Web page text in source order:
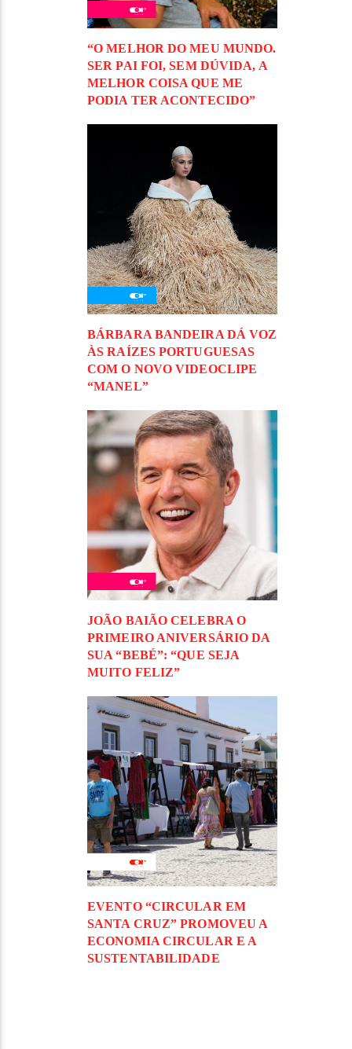
“O MELHOR DO MEU MUNDO.
SER PAI FOI, SEM DÚVIDA, A
MELHOR COISA QUE ME
PODIA TER ACONTECIDO”
BÁRBARA BANDEIRA DÁ VOZ
ÀS RAÍZES PORTUGUESAS
COM O NOVO VIDEOCLIPE
“MANEL”
JOÃO BAIÃO CELEBRA O
PRIMEIRO ANIVERSÁRIO DA
SUA “BEBÉ”: “QUE SEJA
MUITO FELIZ”
EVENTO “CIRCULAR EM
SANTA CRUZ” PROMOVEU A
ECONOMIA CIRCULAR E A
SUSTENTABILIDADE